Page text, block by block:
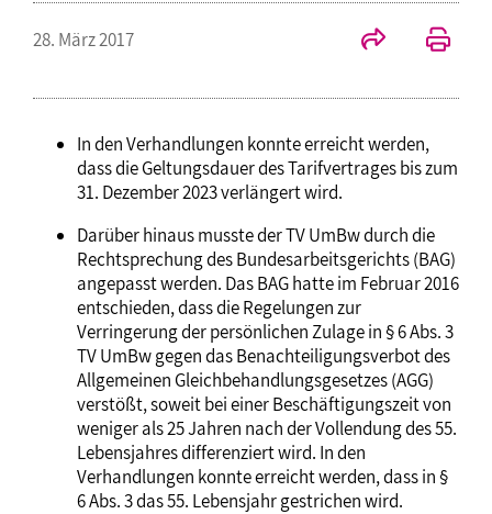
28. März 2017
In den Verhandlungen konnte erreicht werden,
dass die Geltungsdauer des Tarifvertrages bis zum
31. Dezember 2023 verlängert wird.
Darüber hinaus musste der TV UmBw durch die
Rechtsprechung des Bundesarbeitsgerichts (BAG)
angepasst werden. Das BAG hatte im Februar 2016
entschieden, dass die Regelungen zur
Verringerung der persönlichen Zulage in § 6 Abs. 3
TV UmBw gegen das Benachteiligungsverbot des
Allgemeinen Gleichbehandlungsgesetzes (AGG)
verstößt, soweit bei einer Beschäftigungszeit von
weniger als 25 Jahren nach der Vollendung des 55.
Lebensjahres differenziert wird. In den
Verhandlungen konnte erreicht werden, dass in §
6 Abs. 3 das 55. Lebensjahr gestrichen wird.